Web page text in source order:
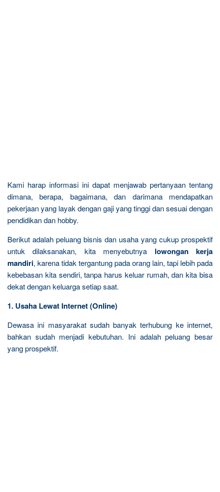
Kami harap informasi ini dapat menjawab pertanyaan tentang
dimana, berapa, bagaimana, dan darimana mendapatkan
pekerjaan yang layak dengan gaji yang tinggi dan sesuai dengan
pendidikan dan hobby.
Berikut adalah peluang bisnis dan usaha yang cukup prospektif
untuk dilaksanakan, kita menyebutnya lowongan kerja
mandiri, karena tidak tergantung pada orang lain, tapi lebih pada
kebebasan kita sendiri, tanpa harus keluar rumah, dan kita bisa
dekat dengan keluarga setiap saat.
1. Usaha Lewat Internet (Online)
Dewasa ini masyarakat sudah banyak terhubung ke internet,
bahkan sudah menjadi kebutuhan. Ini adalah peluang besar
yang prospektif.